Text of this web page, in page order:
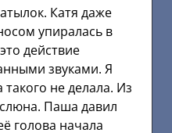
Катя даже
упиралась в
действие
звуками. Я
не делала. Из
слюна. Паша давил
голова начала